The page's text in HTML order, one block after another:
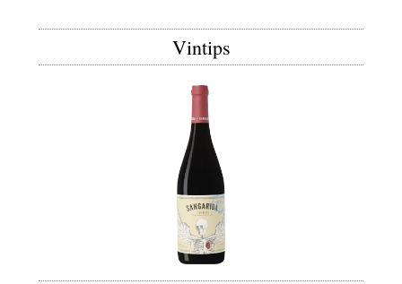
Vintips